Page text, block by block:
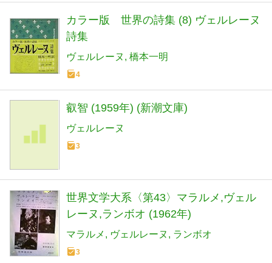
カラー版 世界の詩集 (8) ヴェルレーヌ
詩集
ヴェルレーヌ 橋本一明
4
叡智 (1959年) (新潮文庫)
ヴェルレーヌ
3
世界文学大系〈第43〉マラルメ,ヴェル
レーヌ,ランボオ (1962年)
マラルメ ヴェルレーヌ ランボオ
3